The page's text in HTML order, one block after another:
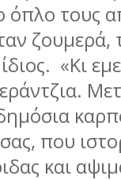
τους
ζουμερά,
«Κι
που
και